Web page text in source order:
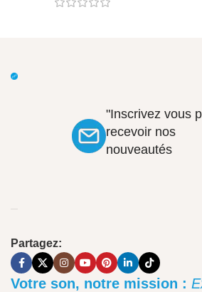
"Inscrivez vous
recevoir nos
nouveautés
Partagez:
Votre son, notre mission :